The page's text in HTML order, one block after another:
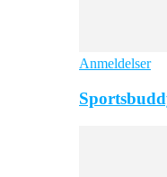
Anmeldelser